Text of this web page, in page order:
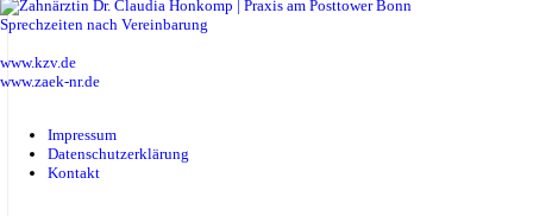
Sprechzeiten nach Vereinbarung
www.kzv.de
www.zaek-nr.de
Impressum
Datenschutzerklärung
Kontakt